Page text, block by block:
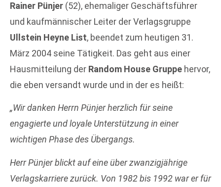
Rainer Pünjer (52), ehemaliger Geschäftsführer
und kaufmännischer Leiter der Verlagsgruppe
Ullstein Heyne List, beendet zum heutigen 31.
März 2004 seine Tätigkeit. Das geht aus einer
Hausmitteilung der Random House Gruppe hervor,
die eben versandt wurde und in der es heißt:
„Wir danken Herrn Pünjer herzlich für seine
engagierte und loyale Unterstützung in einer
wichtigen Phase des Übergangs.
Herr Pünjer blickt auf eine über zwanzigjährige
Verlagskarriere zurück. Von 1982 bis 1992 war er für